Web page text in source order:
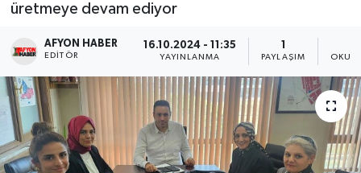
üretmeye devam ediyor
AFYON HABER
EDITÖR
16.10.2024 - 11:35
YAYINLANMA PAYLAŞIM
Ekonomi
Magazin
Etkinlikler